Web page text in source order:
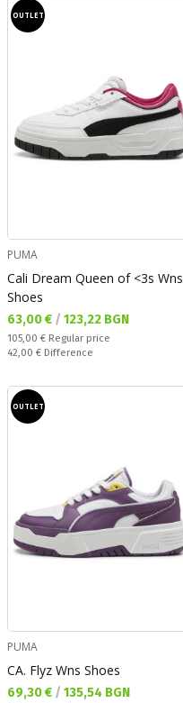
OUTLET
PUMA
Cali Dream Queen of <3s Wns
Shoes
Текуща цена:
63,00 € / 123,22 BGN
Regular price:
105,00 € Regular price
Спестявате:
42,00 € Difference
OUTLET
PUMA
CA. Flyz Wns Shoes
Текуща цена:
69,30 € / 135,54 BGN